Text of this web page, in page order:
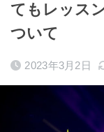
てもレッス
ついて
2023年3月2日